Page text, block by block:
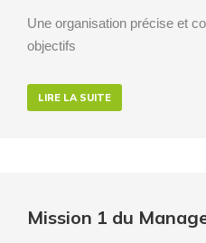
Une organisation précise et
objectifs
LIRE LA SUITE
Mission 1 du